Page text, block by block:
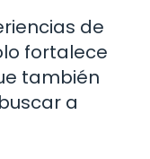
de
fortalece
también
a